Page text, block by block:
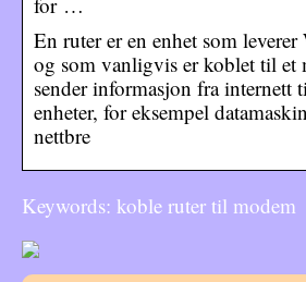
En ruter er en enhet som
og som vanligvis er koblet til et
sender informasjon fra internett
enheter, for eksempel
nettbre
Keywords: koble ruter til modem